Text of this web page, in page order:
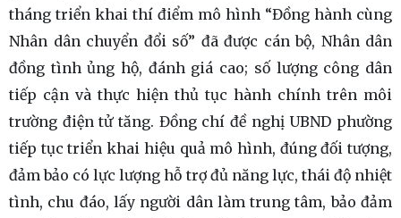
tháng triển khai thí điểm mô hình “Đồng hành cùng
Nhân dân chuyển đổi số” đã được cán bộ, Nhân dân
đồng tình ủng hộ, đánh giá cao; số lượng công dân
tiếp cận và thực hiện thủ tục hành chính trên môi
trường điện tử tăng. Đồng chí đề nghị UBND phường
tiếp tục triển khai hiệu quả mô hình, đúng đối tượng,
đảm bảo có lực lượng hỗ trợ đủ năng lực, thái độ nhiệt
tình, chu đáo, lấy người dân làm trung tâm, bảo đảm